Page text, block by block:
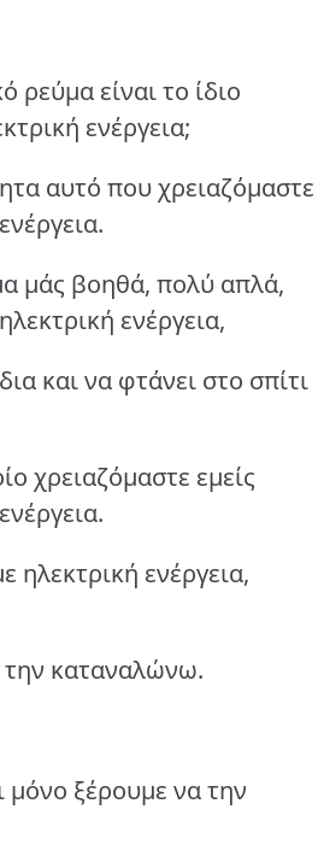
είναι το ίδιο
ενέργεια;
αυτό που χρειαζόμαστε
μάς βοηθά, πολύ απλά,
ενέργεια,
και να φτάνει στο σπίτι
χρειαζόμαστε εμείς
ηλεκτρική ενέργεια,
καταναλώνω.
μόνο ξέρουμε να την